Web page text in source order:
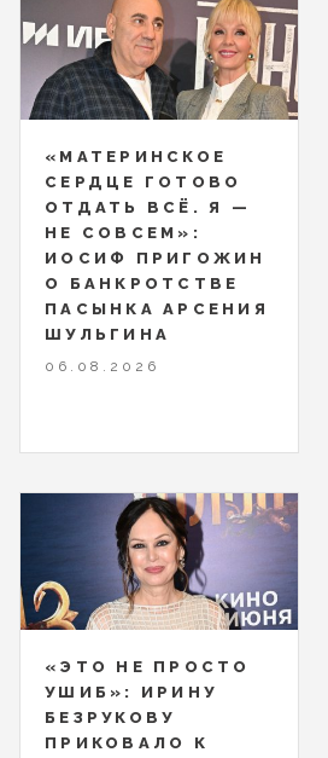
«МАТЕРИНСКОЕ
СЕРДЦЕ ГОТОВО
ОТДАТЬ ВСЁ. Я —
НЕ СОВСЕМ»:
ИОСИФ ПРИГОЖИН
О БАНКРОТСТВЕ
ПАСЫНКА АРСЕНИЯ
ШУЛЬГИНА
06.08.2026
«ЭТО НЕ ПРОСТО
УШИБ»: ИРИНУ
БЕЗРУКОВУ
ПРИКОВАЛО К